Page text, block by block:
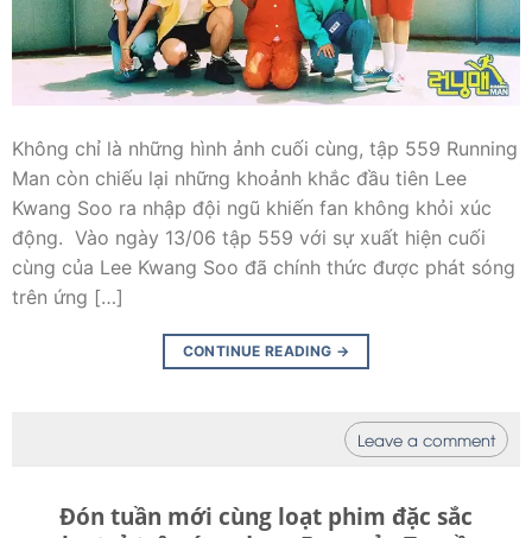
Không chỉ là những hình ảnh cuối cùng, tập 559 Running
Man còn chiếu lại những khoảnh khắc đầu tiên Lee
Kwang Soo ra nhập đội ngũ khiến fan không khỏi xúc
động. Vào ngày 13/06 tập 559 với sự xuất hiện cuối
cùng của Lee Kwang Soo đã chính thức được phát sóng
trên ứng […]
CONTINUE READING →
Leave a comment
Đón tuần mới cùng loạt phim đặc sắc